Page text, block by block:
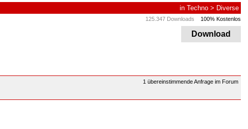
in Techno > Diverse
125.347 Downloads 100% Kostenlos
Download
1 übereinstimmende Anfrage im Forum